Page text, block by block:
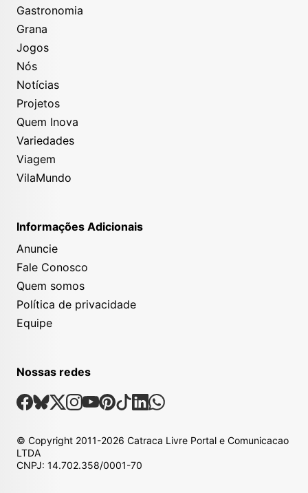
Gastronomia
Grana
Jogos
Nós
Notícias
Projetos
Quem Inova
Variedades
Viagem
VilaMundo
Informações Adicionais
Anuncie
Fale Conosco
Quem somos
Política de privacidade
Equipe
Nossas redes
Nossas Redes Sociais
Facebook
Bsky
X Instagram
Youtube
Pinterest
TiktokLinkedin
Whatsapp
© Copyright 2011-2026 Catraca Livre Portal e Comunicacao
LTDA
CNPJ: 14.702.358/0001-70